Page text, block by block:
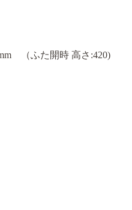
（ふた開時 高さ:420)